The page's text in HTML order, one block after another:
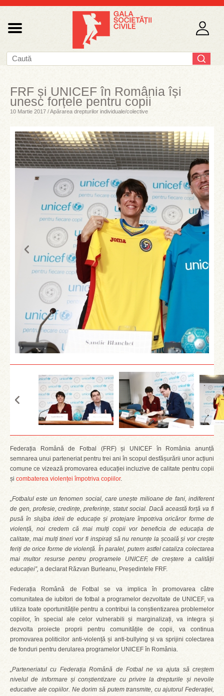
FRF și UNICEF în România își
unesc forțele pentru copii
10 Martie 2017 / Apărarea drepturilor individuale/colective
Federația Română de Fotbal (FRF) și UNICEF în România anunță
semnarea unui parteneriat pentru trei ani în scopul desfășurării unor acțiuni
comune ce vizează promovarea educației incluzive de calitate pentru copii
și combaterea violenței împotriva copiilor.
„Fotbalul este un fenomen social, care unește milioane de fani, indiferent
de gen, profesie, credințe, preferințe, statut social. Dacă această forță va fi
pusă în slujba ideii de educație și protejare împotriva oricăror forme de
violență, noi credem că mai mulți copii vor beneficia de educația de
calitate, mai mulți tineri vor fi inspirați să nu renunțe la școală și vor crește
feriți de orice forme de violență. În paralel, putem astfel cataliza colectarea
mai multor resurse pentru programele UNICEF, de creștere a calității
educației”, a declarat Răzvan Burleanu, Președintele FRF.
Federația Română de Fotbal se va implica în promovarea către
comunitatea de iubitori de fotbal a programelor dezvoltate de UNICEF, va
utiliza toate oportunitățile pentru a contribui la conștientizarea problemelor
copiilor, în special ale celor vulnerabili și marginalizați, va integra și
dezvolta proiecte proprii pentru comunitățile de copii, va continua
promovarea politicilor anti-violență și anti-bullying și va sprijini colectarea
de fonduri pentru derularea programelor UNICEF în România.
„Parteneriatul cu Federația Română de Fotbal ne va ajuta să creștem
nivelul de informare și conștientizare cu privire la drepturile și nevoile
educative ale copiilor. Ne dorim să putem transmite, cu ajutorul Federației,